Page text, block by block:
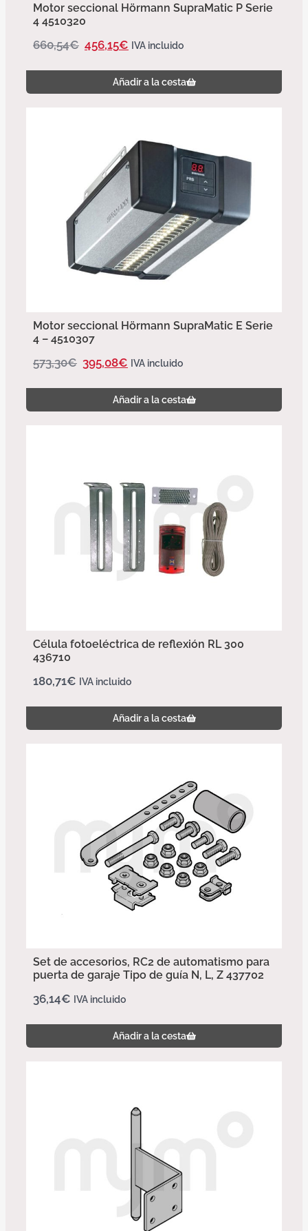
Motor seccional Hörmann SupraMatic P Serie
4 4510320
660,54€ 456,15€ IVA incluido
Añadir a la cesta
Motor seccional Hörmann SupraMatic E Serie
4 – 4510307
573,30€ 395,08€ IVA incluido
Añadir a la cesta
Célula fotoeléctrica de reflexión RL 300
436710
180,71€ IVA incluido
Añadir a la cesta
Set de accesorios, RC2 de automatismo para
puerta de garaje Tipo de guía N, L, Z 437702
36,14€ IVA incluido
Añadir a la cesta